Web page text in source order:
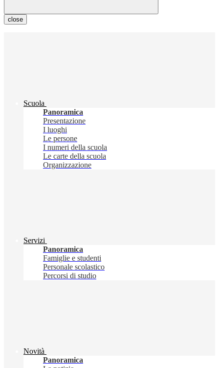
close
Scuola
Panoramica
Presentazione
I luoghi
Le persone
I numeri della scuola
Le carte della scuola
Organizzazione
Servizi
Panoramica
Famiglie e studenti
Personale scolastico
Percorsi di studio
Novità
Panoramica